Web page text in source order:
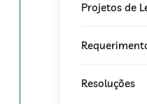
Projetos de
Resoluções